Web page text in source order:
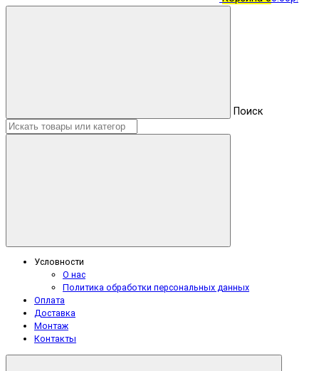
Поиск
Условности
О нас
Политика обработки персональных данных
Оплата
Доставка
Монтаж
Контакты